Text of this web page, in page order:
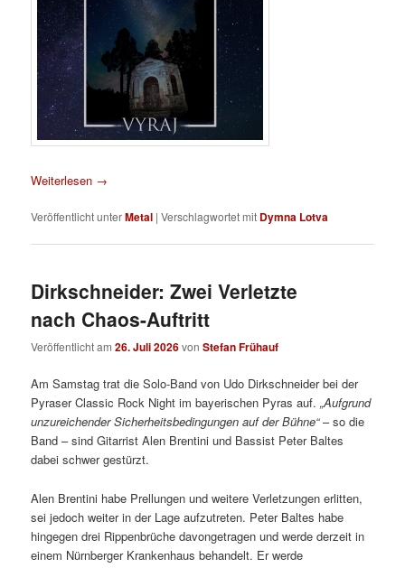
Weiterlesen →
Veröffentlicht unterMetal |Verschlagwortet mit Dymna Lotva
Dirkschneider: Zwei Verletzte
nach Chaos-Auftritt
Veröffentlicht am26. Juli 2026vonStefan Frühauf
Am Samstag trat die Solo-Band von Udo Dirkschneider bei der
Pyraser Classic Rock Night im bayerischen Pyras auf.„Aufgrund
unzureichender Sicherheitsbedingungen auf der Bühne“– so die
Band – sind Gitarrist Alen Brentini und Bassist Peter Baltes
dabei schwer gestürzt.
Alen Brentini habe Prellungen und weitere Verletzungen erlitten,
sei jedoch weiter in der Lage aufzutreten. Peter Baltes habe
hingegen drei Rippenbrüche davongetragen und werde derzeit in
einem Nürnberger Krankenhaus behandelt. Er werde